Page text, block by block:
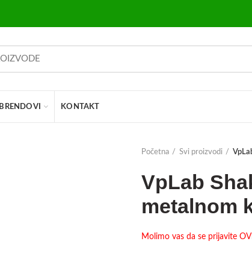
BRENDOVI KONTAKT
Početna Svi proizvodi
VpLab
metalnom
Molimo vas da se prijavite